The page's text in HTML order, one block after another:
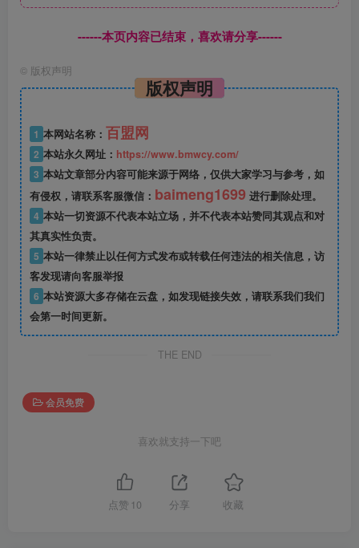
------本页内容已结束，喜欢请分享------
© 版权声明
版权声明
1 本网站名称： 百盟网
2 本站永久网址： https://www.bmwcy.com/
3 本站文章部分内容可能来源于网络，仅供大家学习与参考，如
有侵权，请联系客服微信： baimeng1699 进行删除处理。
4 本站一切资源不代表本站立场，并不代表本站赞同其观点和对
其真实性负责。
5 本站一律禁止以任何方式发布或转载任何违法的相关信息，访
客发现请向客服举报
6 本站资源大多存储在云盘，如发现链接失效，请联系我们我们
会第一时间更新。
THE END
会员免费
喜欢就支持一下吧
点赞 10 分享 收藏